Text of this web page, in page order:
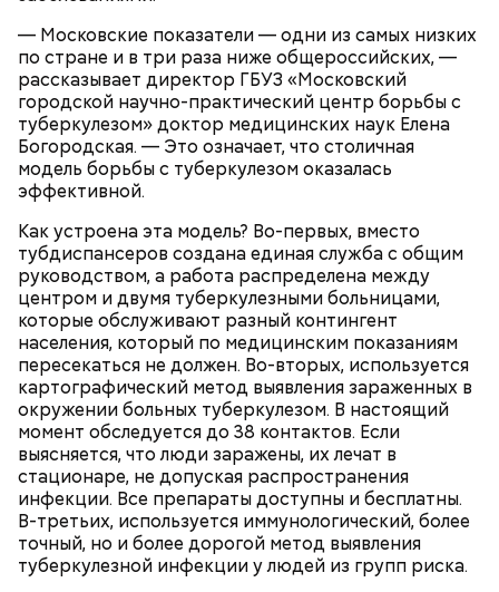
— Московские показатели — одни из самых низких
по стране и в три раза ниже общероссийских, —
рассказывает директор ГБУЗ «Московский
городской научно-практический центр борьбы с
туберкулезом» доктор медицинских наук Елена
Богородская. — Это означает, что столичная
модель борьбы с туберкулезом оказалась
эффективной.
Как устроена эта модель? Во-первых, вместо
тубдиспансеров создана единая служба с общим
руководством, а работа распределена между
центром и двумя туберкулезными больницами,
которые обслуживают разный контингент
населения, который по медицинским показаниям
пересекаться не должен. Во-вторых, используется
картографический метод выявления зараженных в
окружении больных туберкулезом. В настоящий
момент обследуется до 38 контактов. Если
выясняется, что люди заражены, их лечат в
стационаре, не допуская распространения
инфекции. Все препараты доступны и бесплатны.
В-третьих, используется иммунологический, более
точный, но и более дорогой метод выявления
туберкулезной инфекции у людей из групп риска.
— Ко мне обратились жители с жалобой по
собачьей площадке, — поясняет муниципальный
депутат района Арбат Александр Лазарев. — Я
вызвал сотрудников Государственного
бюджетного учреждения «Жилищник района
Арбат», которые в этот же день отремонтировали
его.
корреспондентов «ВМ».